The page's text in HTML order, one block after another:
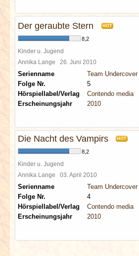
Der geraubte Stern HOT
8,2
Kinder u. Jugend
Annika Lange 26. Juni 2010
Serienname
Team Undercover
Folge Nr.
5
Hörspiellabel/Verlag
Contendo media
Erscheinungsjahr
2010
Die Nacht des Vampirs HOT
8,2
Kinder u. Jugend
Annika Lange 03. April 2010
Serienname
Team Undercover
Folge Nr.
4
Hörspiellabel/Verlag
Contendo media
Erscheinungsjahr
2010